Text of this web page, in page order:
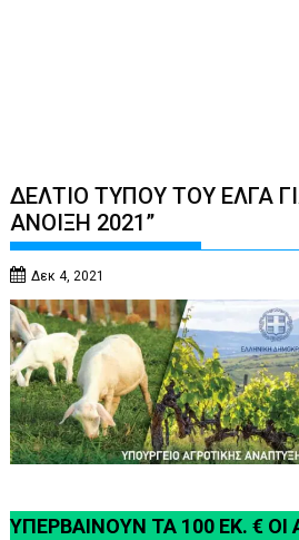
ΔΕΛΤΙΟ TYΠΟΥ ΤΟΥ ΕΛΓΑ
ΑΝΟΙΞΗ 2021”
Δεκ 4, 2021
ΥΠΕΡΒΑΙΝΟΥΝ ΤΑ 100 ΕΚ. € ΟΙ